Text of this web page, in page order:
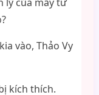
vào, Thảo Vy
kích thích.